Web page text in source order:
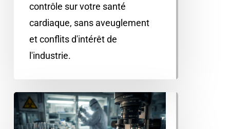
contrôle sur votre santé
cardiaque, sans aveuglement
et conflits d'intérêt de
l'industrie.